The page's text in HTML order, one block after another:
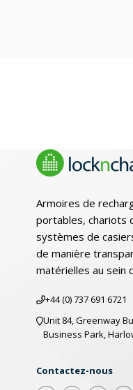
Armoires de
portables, chariots
systèmes de
de manière
matérielles au sein
+44 (0) 737 691 6721
Unit 84, Greenway
Business Park,
Contactez-nous